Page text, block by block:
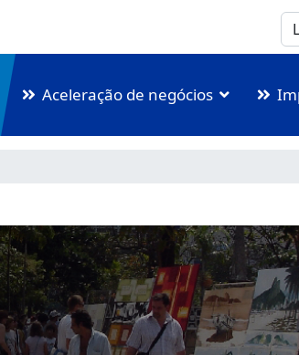
Aceleração de negócios